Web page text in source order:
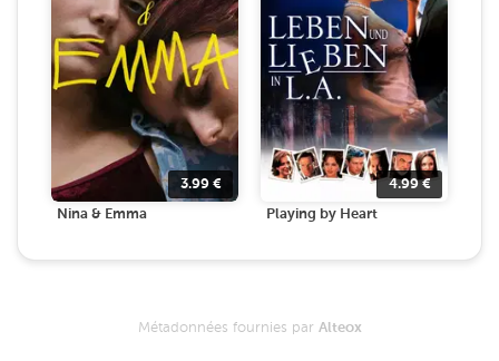
3.99 €
Nina & Emma
4.99€
Playing by Heart
Métadonnées fournies par Alteox